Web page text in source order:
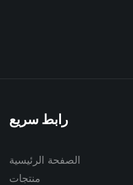
رابط سريع
الصفحة الرئيسية
منتجات